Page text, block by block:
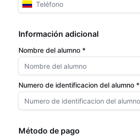
Información adicional
Nombre del alumno *
Numero de identificacion del alumno *
Método de pago